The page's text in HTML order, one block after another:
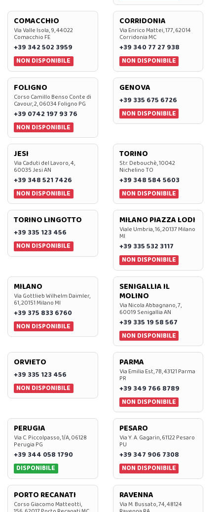
COMACCHIO
Via Valle Isola, 9, 44022
Comacchio FE
+39 342 502 3959
NON DISPONIBILE
CORRIDONIA
Via Enrico Mattei, 177, 62014
Corridonia MC
+39 340 77 27 938
NON DISPONIBILE
FOLIGNO
Corso Camillo Benso Conte di
Cavour, 2, 06034 Foligno PG
+39 0742 197 93 76
NON DISPONIBILE
GENOVA
+39 335 675 6726
NON DISPONIBILE
JESI
Via Caduti del Lavoro, 4,
60035 Jesi AN
+39 348 521 7426
NON DISPONIBILE
TORINO
Str. Debouchè, 10042
Nichelino TO
+39 348 584 5603
NON DISPONIBILE
TORINO LINGOTTO
+39 335 123 456
NON DISPONIBILE
MILANO PIAZZA LODI
Viale Umbria, 16, 20137 Milano
MI
+39 335 532 3117
NON DISPONIBILE
MILANO
Via Gottlieb Wilhelm Daimler,
61, 20151 Milano MI
+39 375 833 6760
NON DISPONIBILE
SENIGALLIA IL
MOLINO
Via Nicola Abbagnano, 7,
60019 Senigallia AN
+39 335 19 58 567
NON DISPONIBILE
ORVIETO
+39 335 123 456
NON DISPONIBILE
PARMA
Via Emilia Est, 7B, 43121 Parma
PR
+39 349 766 8789
NON DISPONIBILE
PERUGIA
Via C. Piccolpasso, 1/A, 06128
Perugia PG
+39 344 058 1790
DISPONIBILE
PESARO
Via Y. A. Gagarin, 61122 Pesaro
PU
+39 347 906 7308
NON DISPONIBILE
PORTO RECANATI
Corso Giacomo Matteotti,
RAVENNA
Via M. Bussato, 74, 48124